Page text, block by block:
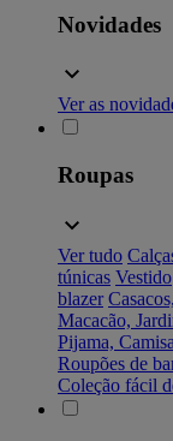
Novidades
Ver as
Roupas
Ver tudo
túnicas Vestido
blazer
Macacão,
Pijama,
Roupões de
Coleção fácil